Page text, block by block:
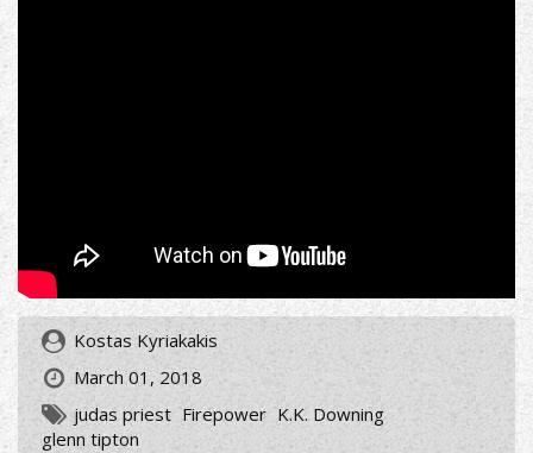
Kostas Kyriakakis
March 01, 2018
judas priest Firepower K.K. Downing
glenn tipton